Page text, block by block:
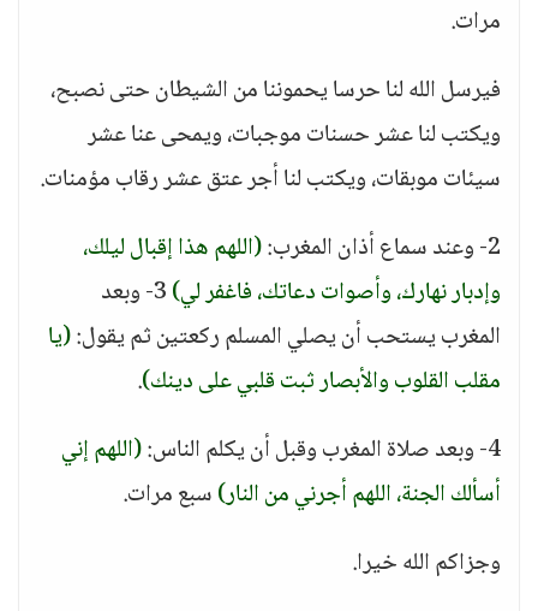
مرات.
فيرسل الله لنا حرسا يحموننا من الشيطان حتى نصبح،
ويكتب لنا عشر حسنات موجبات، ويمحى عنا عشر
سيئات موبقات، ويكتب لنا أجر عتق عشر رقاب مؤمنات.
2- وعند سماع أذان المغرب:
(اللهم هذا إقبال ليلك،
وإدبار نهارك، وأصوات دعاتك، فاغفر لي) 3- وبعد
المغرب يستحب أن يصلي المسلم ركعتين ثم يقول:(يا
مقلب القلوب والأبصار ثبت قلبي على دينك).
4- وبعد صلاة المغرب وقبل أن يكلم الناس:
(اللهم إني
أسألك الجنة، اللهم أجرني من النار)سبع مرات.
وجزاكم الله خيرا.